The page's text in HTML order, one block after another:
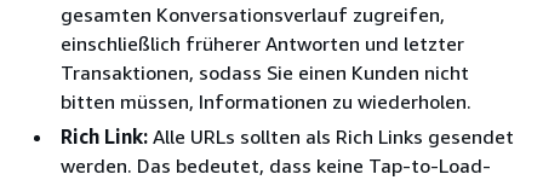
gesamten Konversationsverlauf zugreifen,
einschließlich früherer Antworten und letzter
Transaktionen, sodass Sie einen Kunden nicht
bitten müssen, Informationen zu wiederholen.
Rich Link: Alle URLs sollten als Rich Links gesendet
werden. Das bedeutet, dass keine Tap-to-Load-